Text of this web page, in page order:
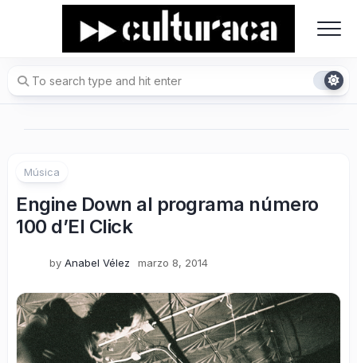
Música
Engine Down al programa número
100 d’El Click
by Anabel Vélez marzo 8, 2014